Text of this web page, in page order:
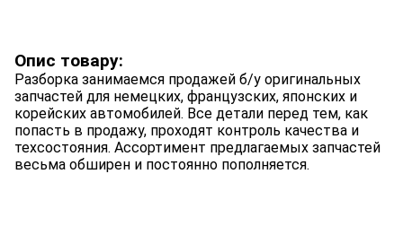
Опис товару:
Разборка занимаемся продажей б/у оригинальных
запчастей для немецких, французских, японских и
корейских автомобилей. Все детали перед тем, как
попасть в продажу, проходят контроль качества и
техсостояния. Ассортимент предлагаемых запчастей
весьма обширен и постоянно пополняется.